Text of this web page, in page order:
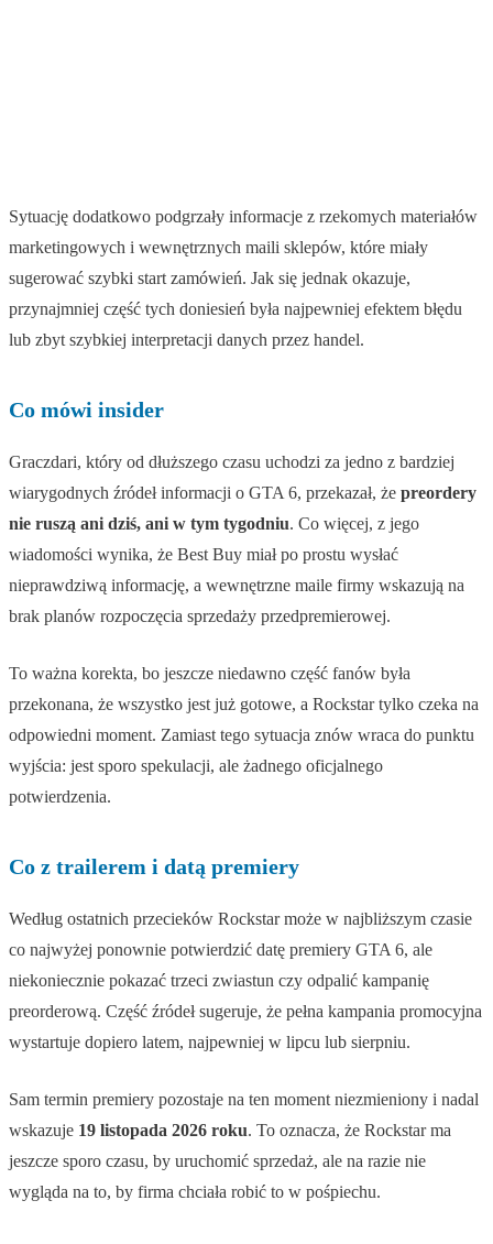
Sytuację dodatkowo podgrzały informacje z rzekomych materiałów
marketingowych i wewnętrznych maili sklepów, które miały
sugerować szybki start zamówień. Jak się jednak okazuje,
przynajmniej część tych doniesień była najpewniej efektem błędu
lub zbyt szybkiej interpretacji danych przez handel.
Co mówi insider
Graczdari, który od dłuższego czasu uchodzi za jedno z bardziej
wiarygodnych źródeł informacji o GTA 6, przekazał, że preordery
nie ruszą ani dziś, ani w tym tygodniu. Co więcej, z jego
wiadomości wynika, że Best Buy miał po prostu wysłać
nieprawdziwą informację, a wewnętrzne maile firmy wskazują na
brak planów rozpoczęcia sprzedaży przedpremierowej.
To ważna korekta, bo jeszcze niedawno część fanów była
przekonana, że wszystko jest już gotowe, a Rockstar tylko czeka na
odpowiedni moment. Zamiast tego sytuacja znów wraca do punktu
wyjścia: jest sporo spekulacji, ale żadnego oficjalnego
potwierdzenia.
Co z trailerem i datą premiery
Według ostatnich przecieków Rockstar może w najbliższym czasie
co najwyżej ponownie potwierdzić datę premiery GTA 6, ale
niekoniecznie pokazać trzeci zwiastun czy odpalić kampanię
preorderową. Część źródeł sugeruje, że pełna kampania promocyjna
wystartuje dopiero latem, najpewniej w lipcu lub sierpniu.
Sam termin premiery pozostaje na ten moment niezmieniony i nadal
wskazuje 19 listopada 2026 roku. To oznacza, że Rockstar ma
jeszcze sporo czasu, by uruchomić sprzedaż, ale na razie nie
wygląda na to, by firma chciała robić to w pośpiechu.